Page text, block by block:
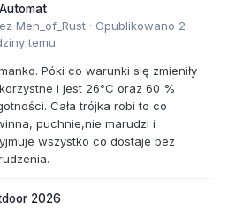
Men_of_Rust · Opublikowano 2
temu
Póki co warunki się zmieniły
i jest 26°C oraz 60 %
Cała trójka robi to co
puchnie,nie marudzi i
wszystko co dostaje bez
2026